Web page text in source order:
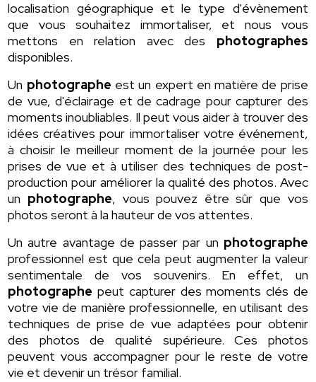
localisation géographique et le type d'évènement
que vous souhaitez immortaliser, et nous vous
mettons en relation avec des photographes
disponibles.
Un photographe est un expert en matière de prise
de vue, d'éclairage et de cadrage pour capturer des
moments inoubliables. Il peut vous aider à trouver des
idées créatives pour immortaliser votre événement,
à choisir le meilleur moment de la journée pour les
prises de vue et à utiliser des techniques de post-
production pour améliorer la qualité des photos. Avec
un photographe, vous pouvez être sûr que vos
photos seront à la hauteur de vos attentes.
Un autre avantage de passer par un photographe
professionnel est que cela peut augmenter la valeur
sentimentale de vos souvenirs. En effet, un
photographe peut capturer des moments clés de
votre vie de manière professionnelle, en utilisant des
techniques de prise de vue adaptées pour obtenir
des photos de qualité supérieure. Ces photos
peuvent vous accompagner pour le reste de votre
vie et devenir un trésor familial.